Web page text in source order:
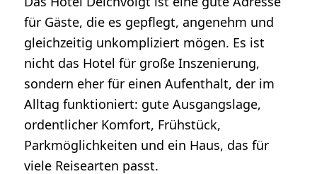
für Gäste, die es gepflegt, angenehm und
gleichzeitig unkompliziert mögen. Es ist
nicht das Hotel für große Inszenierung,
sondern eher für einen Aufenthalt, der im
Alltag funktioniert: gute Ausgangslage,
ordentlicher Komfort, Frühstück,
Parkmöglichkeiten und ein Haus, das für
viele Reisearten passt.